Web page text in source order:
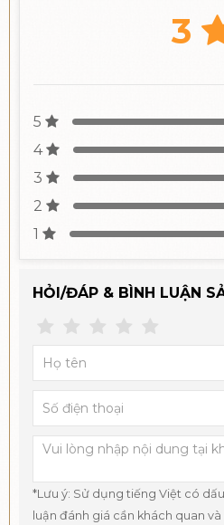
3
5
4
3
2
1
HỎI/ĐÁP & BÌNH LUẬN
*Lưu ý: Sử dụng tiếng Việt có
luận đánh giá cần khách quan và